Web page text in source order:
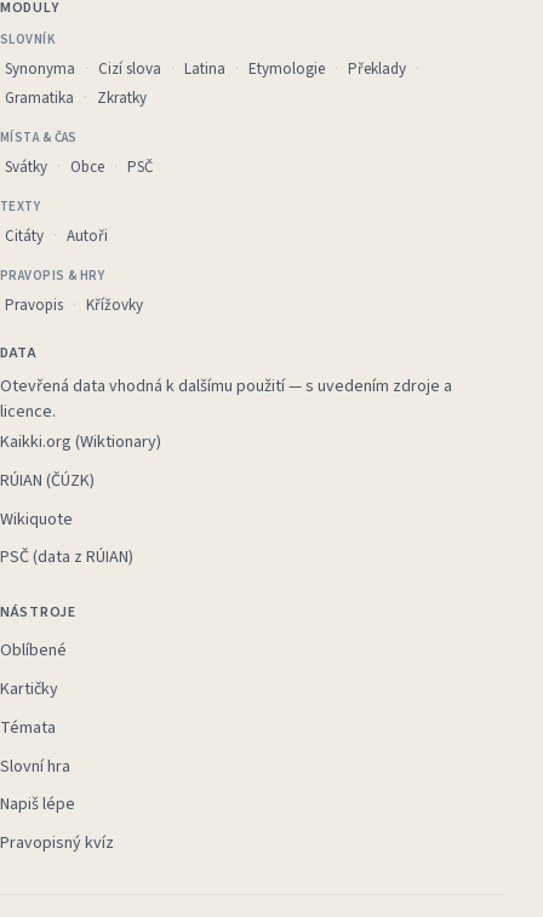
MODULY
SLOVNÍK
Synonyma Cizí slova Latina Etymologie
Překlady
Gramatika
Zkratky
MÍSTA & ČAS
Svátky Obce PSČ
TEXTY
Citáty Autoři
PRAVOPIS & HRY
Pravopis Křížovky
DATA
Otevřená data vhodná k dalšímu použití — s uvedením zdroje a
licence.
Kaikki.org (Wiktionary)
RÚIAN (ČÚZK)
Wikiquote
PSČ (data z RÚIAN)
NÁSTROJE
Oblíbené
Kartičky
Témata
Slovní hra
Napiš lépe
Pravopisný kvíz